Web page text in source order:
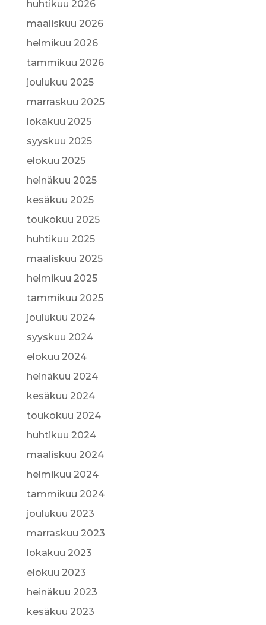
huhtikuu 2026
maaliskuu 2026
helmikuu 2026
tammikuu 2026
joulukuu 2025
marraskuu 2025
lokakuu 2025
syyskuu 2025
elokuu 2025
heinäkuu 2025
kesäkuu 2025
toukokuu 2025
huhtikuu 2025
maaliskuu 2025
helmikuu 2025
tammikuu 2025
joulukuu 2024
syyskuu 2024
elokuu 2024
heinäkuu 2024
kesäkuu 2024
toukokuu 2024
huhtikuu 2024
maaliskuu 2024
helmikuu 2024
tammikuu 2024
joulukuu 2023
marraskuu 2023
lokakuu 2023
elokuu 2023
heinäkuu 2023
kesäkuu 2023